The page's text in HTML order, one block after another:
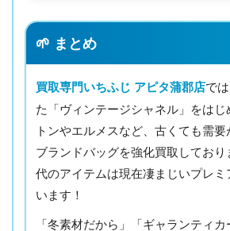
🌱 まとめ
買取専門いちふじ アピタ蒲郡店で
た「ヴィンテージシャネル」をはじ
トンやエルメスなど、古くても需
ブランドバッグを強化買取してお
代のアイテムは現在凄まじいプレミ
います！
「冬素材だから」「ギャランティ